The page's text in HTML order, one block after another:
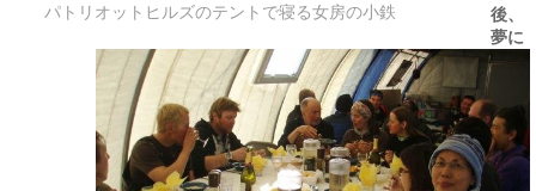
パトリオットヒルズのテントで寝る女房の小鉄
後、
夢に
描い
「パ
トリ
オッ
トヒ